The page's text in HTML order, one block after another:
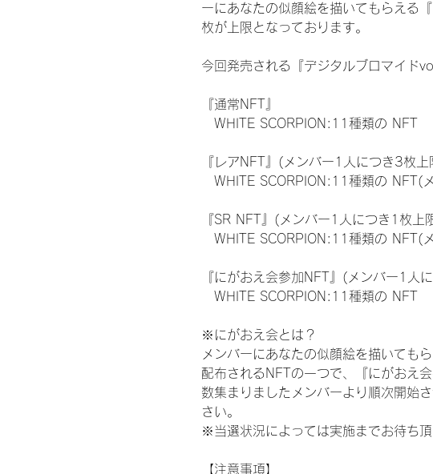
ーにあなたの似顔絵を描いてもらえる
枚が上限となっております。
今回発売される『デジタルブロマイド
『通常NFT』
WHITE SCORPION:11種類の NFT
『レアNFT』(メンバー1人につき3枚
WHITE SCORPION:11種類の NFT(
『SR NFT』(メンバー1人につき1枚上
WHITE SCORPION:11種類の NFT(
『にがおえ会参加NFT』(メンバー1人
WHITE SCORPION:11種類の NFT
※にがおえ会とは？
メンバーにあなたの似顔絵を描いても
配布されるNFTの一つで、『にがおえ
数集まりましたメンバーより順次開始
さい。
※当選状況によっては実施までお待ち
【注意事項】